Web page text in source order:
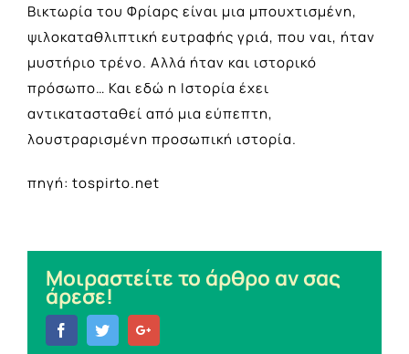
Βικτωρία του Φρίαρς είναι μια μπουχτισμένη,
ψιλοκαταθλιπτική ευτραφής γριά, που ναι, ήταν
μυστήριο τρένο. Αλλά ήταν και ιστορικό
πρόσωπο… Και εδώ η Ιστορία έχει
αντικατασταθεί από μια εύπεπτη,
λουστραρισμένη προσωπική ιστορία.
πηγή: tospirto.net
Μοιραστείτε το άρθρο αν σας
άρεσε!
FacebookTwitter